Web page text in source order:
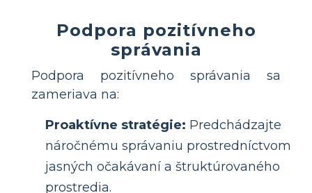
Podpora pozitívneho
správania
Podpora pozitívneho správania sa
zameriava na:
Proaktívne stratégie: Predchádzajte
náročnému správaniu prostredníctvom
jasných očakávaní a štruktúrovaného
prostredia.